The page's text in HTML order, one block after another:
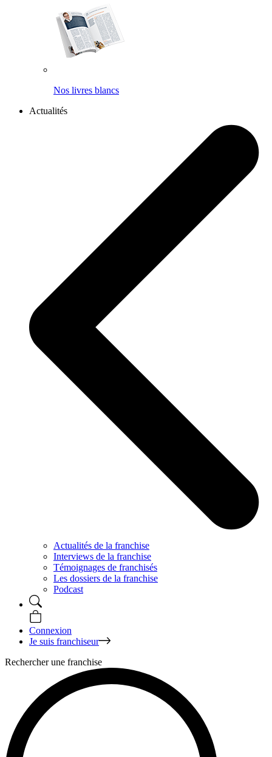
Nos livres blancs
Actualités
Actualités de la franchise
Interviews de la franchise
Témoignages de franchisés
Les dossiers de la franchise
Podcast
Connexion
Je suis franchiseur
Rechercher une franchise